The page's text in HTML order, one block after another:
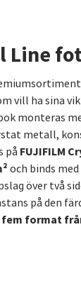
Line
vill ha sina
monteras
metall,
på FUJIFILM
och binds med
över två
på den
fem format